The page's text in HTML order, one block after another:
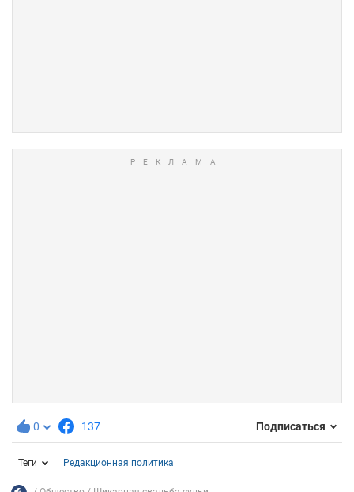
0 137 Подписаться
Теги Редакционная политика